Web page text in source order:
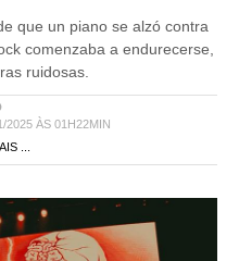
que un piano se alzó contra
comenzaba a endurecerse,
ruidosas.
2025 ÀS 01H22MIN
...